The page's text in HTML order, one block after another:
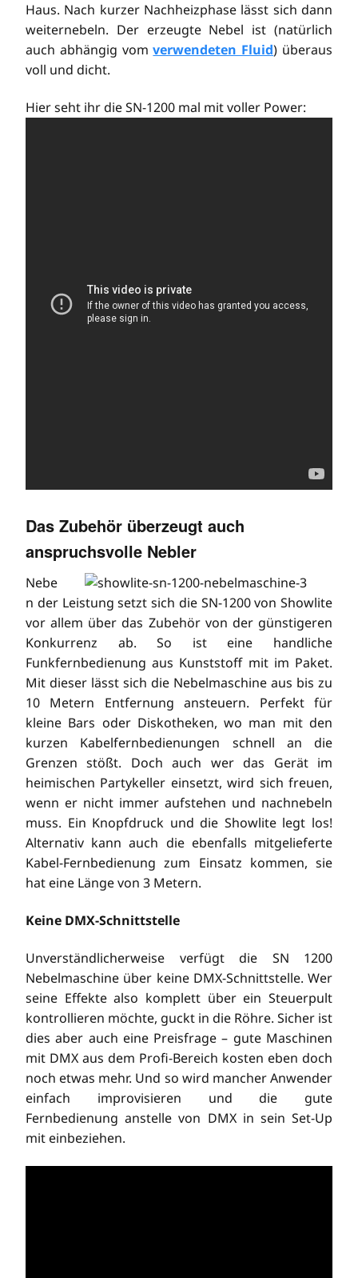
Haus. Nach kurzer Nachheizphase lässt sich dann
weiternebeln. Der erzeugte Nebel ist (natürlich
auch abhängig vomverwendeten Fluid) überaus
voll und dicht.
Hier seht ihr die SN-1200 mal mit voller Power:
Das Zubehör überzeugt auch
anspruchsvolle Nebler
Nebe
n der Leistung setzt sich die SN-1200 von Showlite
vor allem über das Zubehör von der günstigeren
Konkurrenz ab. So ist eine handliche
Funkfernbedienung aus Kunststoff mit im Paket.
Mit dieser lässt sich die Nebelmaschine aus bis zu
10 Metern Entfernung ansteuern. Perfekt für
kleine Bars oder Diskotheken, wo man mit den
kurzen Kabelfernbedienungen schnell an die
Grenzen stößt. Doch auch wer das Gerät im
heimischen Partykeller einsetzt, wird sich freuen,
wenn er nicht immer aufstehen und nachnebeln
muss. Ein Knopfdruck und die Showlite legt los!
Alternativ kann auch die ebenfalls mitgelieferte
Kabel-Fernbedienung zum Einsatz kommen, sie
hat eine Länge von 3 Metern.
Keine DMX-Schnittstelle
Unverständlicherweise verfügt die SN 1200
Nebelmaschine über keine DMX-Schnittstelle. Wer
seine Effekte also komplett über ein Steuerpult
kontrollieren möchte, guckt in die Röhre. Sicher ist
dies aber auch eine Preisfrage – gute Maschinen
mit DMX aus dem Profi-Bereich kosten eben doch
noch etwas mehr. Und so wird mancher Anwender
einfach improvisieren und die gute
Fernbedienung anstelle von DMX in sein Set-Up
mit einbeziehen.